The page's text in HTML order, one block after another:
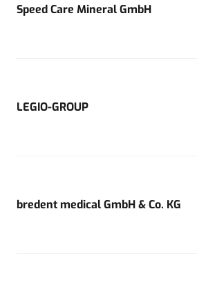
Speed Care Mineral GmbH
LEGIO-GROUP
bredent medical GmbH & Co. KG